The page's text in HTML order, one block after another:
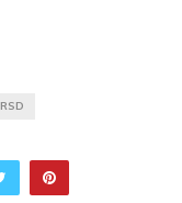
RSD